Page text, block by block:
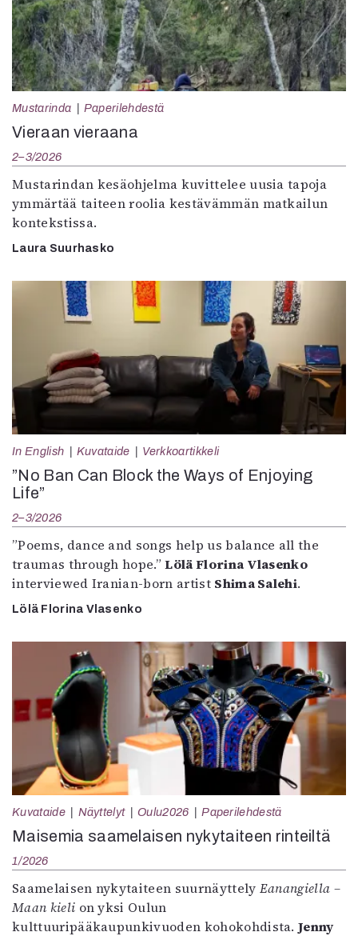
Mustarinda Paperilehdestä
Vieraan vieraana
2–3/2026
Mustarindan kesäohjelma kuvittelee uusia tapoja
ymmärtää taiteen roolia kestävämmän matkailun
kontekstissa.
Laura Suurhasko
In English Kuvataide Verkkoartikkeli
”No Ban Can Block the Ways of Enjoying
Life”
2–3/2026
”Poems, dance and songs help us balance all the
traumas through hope.”Lölä Florina Vlasenko
interviewed Iranian-born artist Shima Salehi.
Lölä Florina Vlasenko
Kuvataide Näyttelyt Oulu2026 Paperilehdestä
Maisemia saamelaisen nykytaiteen rinteiltä
1/2026
Saamelaisen nykytaiteen suurnäyttely Eanangiella –
Maan kieli on yksi Oulun
kulttuuripääkaupunkivuoden kohokohdista.Jenny